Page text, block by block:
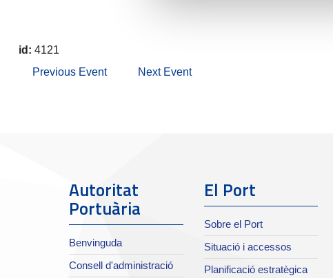
id: 4121
Previous Event
Next Event
Autoritat
Portuària
Benvinguda
Consell d'administració
El Port
Sobre el Port
Situació i accessos
Planificació estratègica